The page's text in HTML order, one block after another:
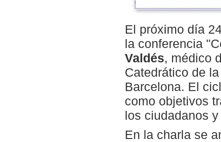
El próximo día
la conferencia
Valdés, médico
Catedrático de
Barcelona. El
como objetivos
los ciudadanos
En la charla se